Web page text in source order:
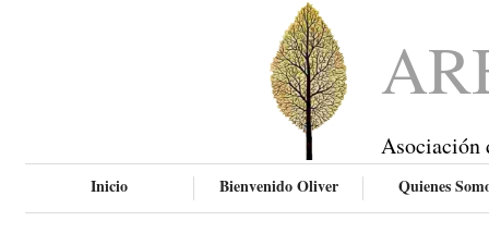
Asociación
Inicio Bienvenido Oliver Quienes